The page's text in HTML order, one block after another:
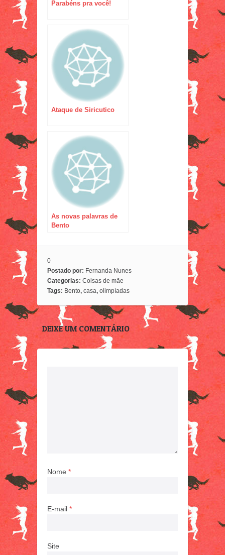
Parabéns pra você!
Ataque de Siricutico
As novas palavras de
Bento
0
Postado por: Fernanda Nunes
Categorias: Coisas de mãe
Tags: Bento, casa, olimpíadas
DEIXE UM COMENTÁRIO
Nome *
E-mail *
Site